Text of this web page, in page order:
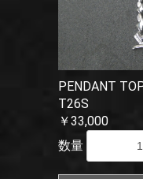
PENDANT
T26S
￥33,000
数量